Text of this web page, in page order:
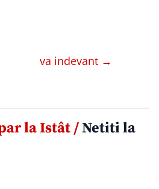
va indevant →
la Istât /Netiti la